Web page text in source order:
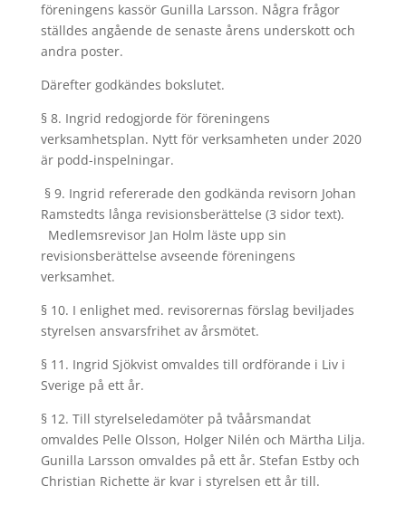
föreningens kassör Gunilla Larsson. Några frågor
ställdes angående de senaste årens underskott och
andra poster.
Därefter godkändes bokslutet.
§ 8. Ingrid redogjorde för föreningens
verksamhetsplan. Nytt för verksamheten under 2020
är podd-inspelningar.
§ 9. Ingrid refererade den godkända revisorn Johan
Ramstedts långa revisionsberättelse (3 sidor text).
Medlemsrevisor Jan Holm läste upp sin
revisionsberättelse avseende föreningens
verksamhet.
§ 10. I enlighet med. revisorernas förslag beviljades
styrelsen ansvarsfrihet av årsmötet.
§ 11. Ingrid Sjökvist omvaldes till ordförande i Liv i
Sverige på ett år.
§ 12. Till styrelseledamöter på tvåårsmandat
omvaldes Pelle Olsson, Holger Nilén och Märtha Lilja.
Gunilla Larsson omvaldes på ett år. Stefan Estby och
Christian Richette är kvar i styrelsen ett år till.